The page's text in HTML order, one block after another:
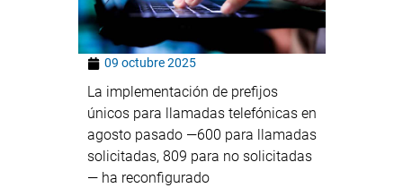
09 octubre 2025
La implementación de prefijos
únicos para llamadas telefónicas en
agosto pasado —600 para llamadas
solicitadas, 809 para no solicitadas
— ha reconfigurado